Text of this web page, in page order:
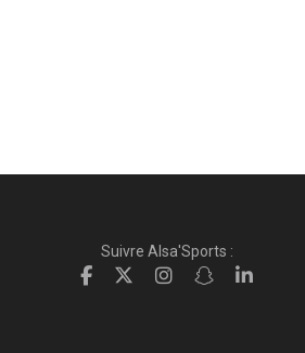
Suivre Alsa'Sports :